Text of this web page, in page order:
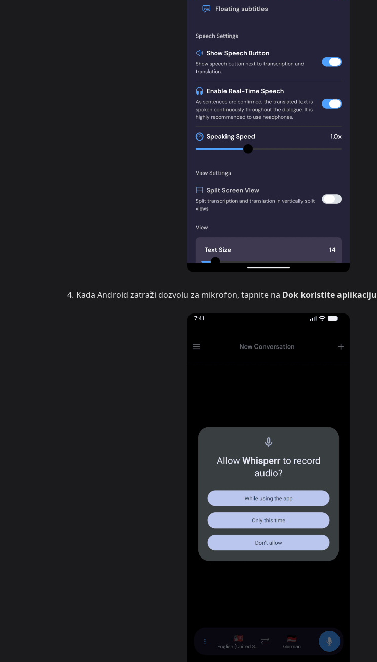
Kada Android zatraži dozvolu za mikrofon, tapnite na Dok koristite aplikaciju